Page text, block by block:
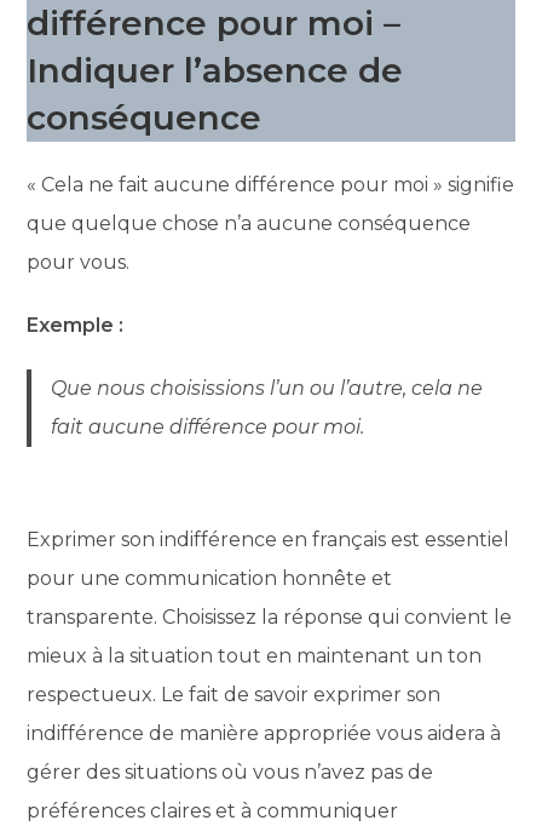
différence pour moi –
Indiquer l’absence de
conséquence
« Cela ne fait aucune différence pour moi » signifie
que quelque chose n’a aucune conséquence
pour vous.
Exemple :
Que nous choisissions l’un ou l’autre, cela ne
fait aucune différence pour moi.
Exprimer son indifférence en français est essentiel
pour une communication honnête et
transparente. Choisissez la réponse qui convient le
mieux à la situation tout en maintenant un ton
respectueux. Le fait de savoir exprimer son
indifférence de manière appropriée vous aidera à
gérer des situations où vous n’avez pas de
préférences claires et à communiquer